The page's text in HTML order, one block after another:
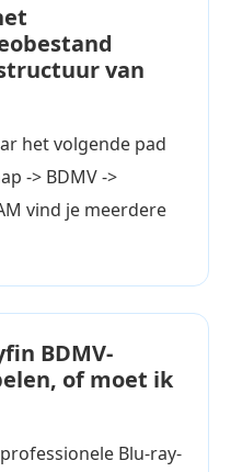
van
het volgende pad
-> BDMV ->
vind je meerdere
BDMV-
of moet ik
Blu-ray-